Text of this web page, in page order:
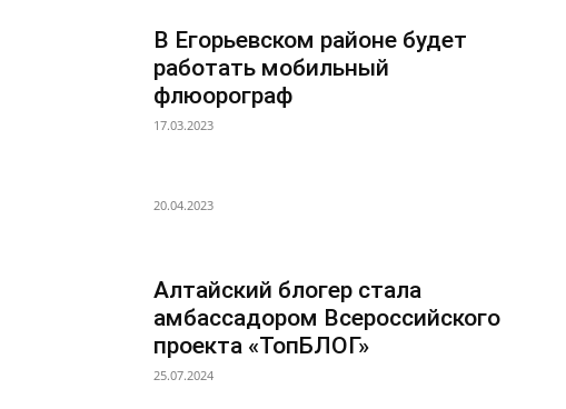
В Егорьевском районе будет
работать мобильный
флюорограф
17.03.2023
20.04.2023
Алтайский блогер стала
амбассадором Всероссийского
проекта «ТопБЛОГ»
25.07.2024